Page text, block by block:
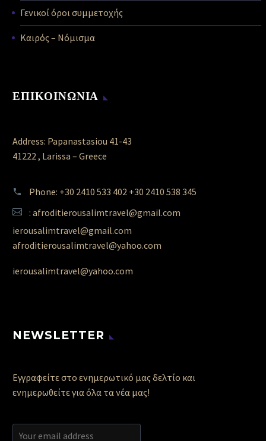
Γενικοί όροι συμμετοχής
Καιρός – Νόμισμα
ΕΠΙΚΟΙΝΩΝΙΑ
Address: Papanastasiou 41-43
41222 , Larissa – Greece
Phone: +30 2410 533 402 +30 2410 538 345
: afroditierousalimtravel@gmail.com
ierousalimtravel@gmail.com
afroditierousalimtravel@yahoo.com
ierousalimtravel@yahoo.com
NEWSLETTER
Εγγραφείτε στο ενημερωτικό μας δελτίο και
ενημερωθείτε για όλα τα νέα μας!